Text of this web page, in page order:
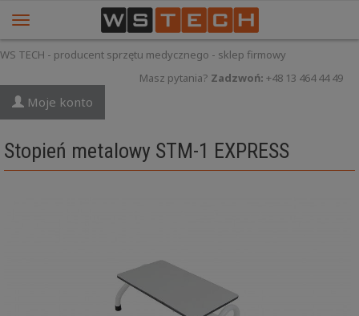
WS TECH - producent sprzętu medycznego - sklep firmowy
Masz pytania? Zadzwoń: +48 13 464 44 49
Moje konto
Stopień metalowy STM-1 EXPRESS